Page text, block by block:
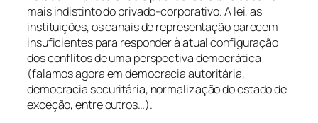
mais indistinto do privado-corporativo. A lei, as
instituições, os canais de representação parecem
insuficientes para responder à atual configuração
dos conflitos de uma perspectiva democrática
(falamos agora em democracia autoritária,
democracia securitária, normalização do estado de
exceção, entre outros…).